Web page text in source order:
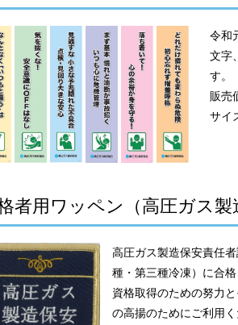
令和
文字
す。
販売
サイ
者用ワッペン（高圧ガス製
高圧ガス製造保安責任
種・第三種冷凍）に合
資格取得のための努力
の高揚のためにご利用く